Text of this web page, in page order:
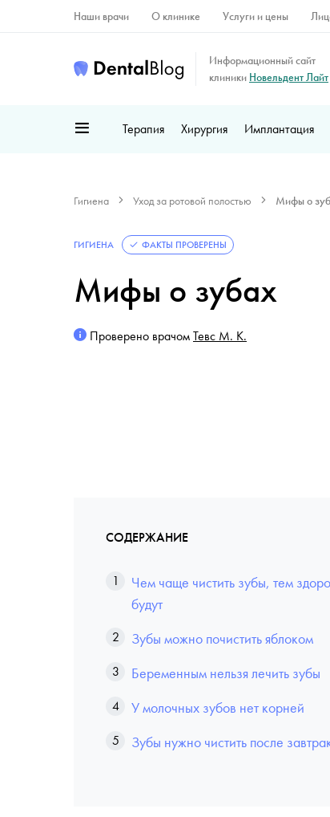
Наши врачи О клинике Услуги и цены
Информационный сайт
клиники Новельдент Лайт
Терапия Хирургия Имплантация
Гигиена Уход за ротовой полостью Мифы о
ГИГИЕНА ФАКТЫ ПРОВЕРЕНЫ
Мифы о зубах
Проверено врачомТевс М. К.
СОДЕРЖАНИЕ
Чем чаще чистить зубы, тем
будут
Зубы можно почистить яблоком
Беременным нельзя лечить зубы
У молочных зубов нет корней
Зубы нужно чистить после